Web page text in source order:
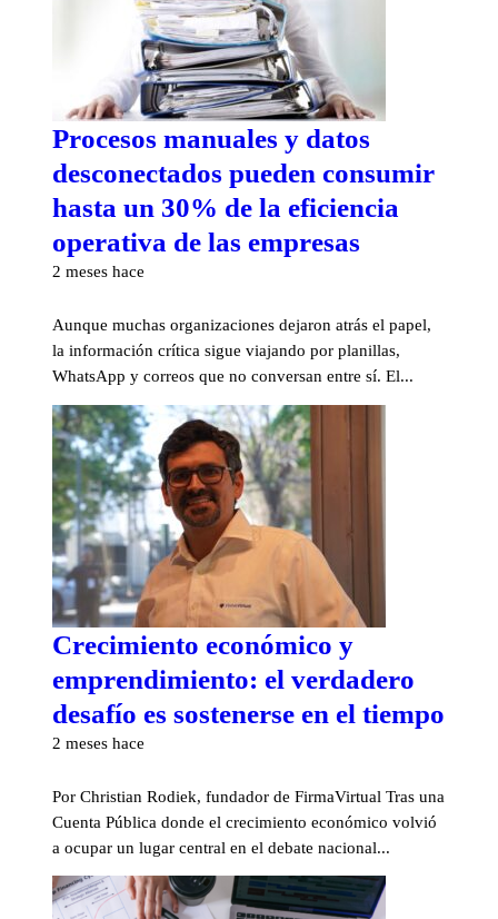
Procesos manuales y datos
desconectados pueden consumir
hasta un 30% de la eficiencia
operativa de las empresas
2 meses hace
Aunque muchas organizaciones dejaron atrás el papel,
la información crítica sigue viajando por planillas,
WhatsApp y correos que no conversan entre sí. El...
Crecimiento económico y
emprendimiento: el verdadero
desafío es sostenerse en el tiempo
2 meses hace
Por Christian Rodiek, fundador de FirmaVirtual Tras una
Cuenta Pública donde el crecimiento económico volvió
a ocupar un lugar central en el debate nacional...